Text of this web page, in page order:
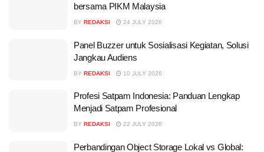
bersama PIKM Malaysia
BY REDAKSI 24 JULY 2026
Panel Buzzer untuk Sosialisasi Kegiatan, Solusi
Jangkau Audiens
BY REDAKSI 10 JULY 2026
Profesi Satpam Indonesia: Panduan Lengkap
Menjadi Satpam Profesional
BY REDAKSI 22 JULY 2026
Perbandingan Object Storage Lokal vs Global: